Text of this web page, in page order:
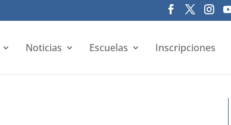
Noticias Escuelas Inscripciones